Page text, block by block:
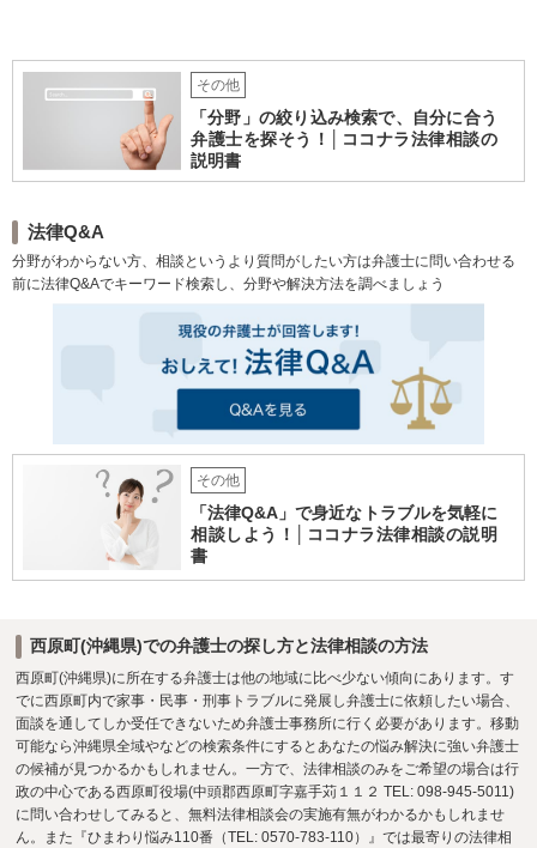
た。 複雑な問題を一つの窓口
で解決できる存在を目指し、
日々研鑽を重ねています。
その他
「分野」の絞り込み検索で、自分に合う
弁護士を探そう！│ココナラ法律相談の
説明書
法律Q&A
分野がわからない方、相談というより質問がしたい方は弁護士に問い合わせる
前に法律Q&Aでキーワード検索し、分野や解決方法を調べましょう
その他
「法律Q&A」で身近なトラブルを気軽に
相談しよう！│ココナラ法律相談の説明
書
西原町(沖縄県)での弁護士の探し方と法律相談の方法
西原町(沖縄県)に所在する弁護士は他の地域に比べ少ない傾向にあります。す
でに西原町内で家事・民事・刑事トラブルに発展し弁護士に依頼したい場合、
面談を通してしか受任できないため弁護士事務所に行く必要があります。移動
可能なら沖縄県全域やなどの検索条件にするとあなたの悩み解決に強い弁護士
の候補が見つかるかもしれません。一方で、法律相談のみをご希望の場合は行
政の中心である西原町役場(中頭郡西原町字嘉手苅１１２ TEL: 098-945-5011)
に問い合わせしてみると、無料法律相談会の実施有無がわかるかもしれませ
ん。また『ひまわり悩み110番（TEL: 0570-783-110）』では最寄りの法律相